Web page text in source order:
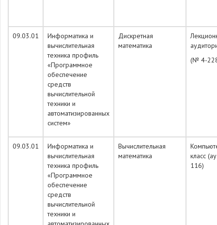
09.03.01
Информатика и
вычислительная
техника профиль
«Программное
обеспечение
средств
вычислительной
техники и
автоматизированных
систем»
Дискретная
математика
(№ 4-
09.03.01
Информатика и
вычислительная
техника профиль
«Программное
обеспечение
средств
вычислительной
техники и
Вычислительная
математика
класс
116)